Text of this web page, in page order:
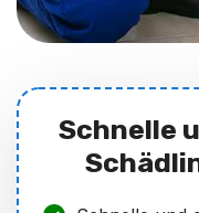
Schnelle